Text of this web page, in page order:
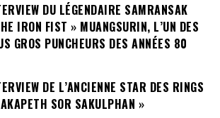
DU LÉGENDAIRE SAMRANSAK
IRON FIST » MUANGSURIN, L’UN DES
GROS PUNCHEURS DES ANNÉES 80
DE L’ANCIENNE STAR DES RINGS
SOR SAKULPHAN »